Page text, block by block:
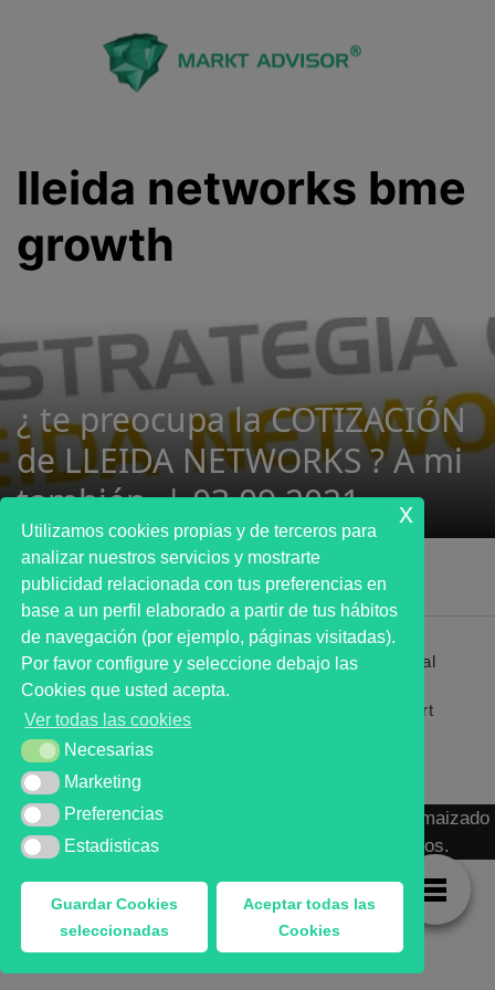
lleida networks bme
growth
¿ te preocupa la COTIZACIÓN
de LLEIDA NETWORKS ? A mi
también. | 03.09.2021
Primer analista bursátil automatizado profesional
que ayuda a la decisión | First automated stock
markets analyst software as a desission support
system.
MARKT ADVISOR ® 2016 :: Análisis Bursátil Automaizado
de Activos Cotizados en Mercados Organizados.
Utilizamos cookies propias y de terceros para
analizar nuestros servicios y mostrarte
publicidad relacionada con tus preferencias en
base a un perfil elaborado a partir de tus hábitos
de navegación (por ejemplo, páginas visitadas).
Por favor configure y seleccione debajo las
Cookies que usted acepta.
Ver todas las cookies
NecesariasNecesarias
MarketingMarketing
Preferencias
Preferencias
Estadisticas
Estadisticas
Guardar Cookies
seleccionadas
Aceptar todas las
Cookies
x